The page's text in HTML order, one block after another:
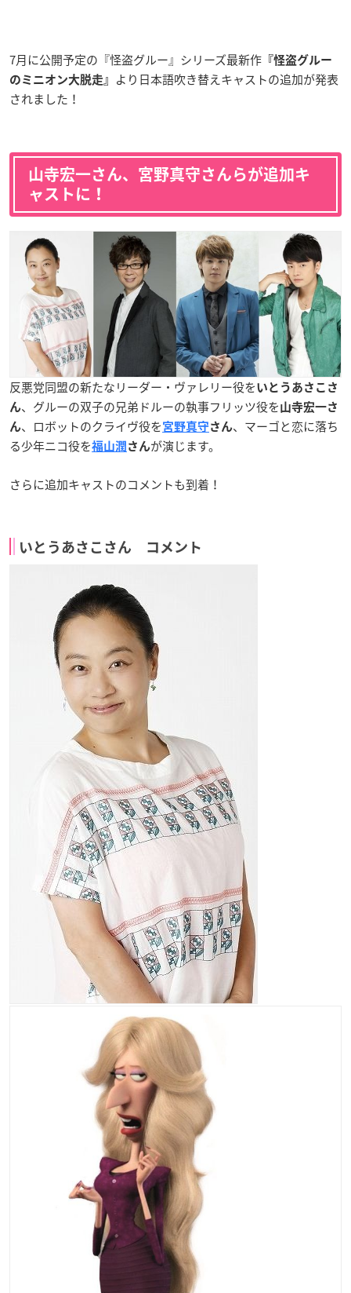
7月に公開予定の『怪盗グルー』シリーズ最新作 『怪盗グルー
のミニオン大脱走』
より日本語吹き替えキャストの追加が発表
されました！
山寺宏一さん、宮野真守さんらが追加キ
ャストに！
反悪党同盟の新たなリーダー・ヴァレリー役を いとうあさこさ
ん、グルーの双子の兄弟ドルーの執事フリッツ役を 山寺宏一さ
ん、ロボットのクライヴ役を 宮野真守さん、マーゴと恋に落ち
る少年ニコ役を福山潤 さんが演じます。
さらに追加キャストのコメントも到着！
いとうあさこさん コメント